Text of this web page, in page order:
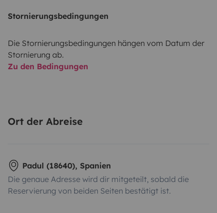
Stornierungsbedingungen
Die Stornierungsbedingungen hängen vom Datum der
Stornierung ab.
Zu den Bedingungen
Ort der Abreise
Padul (18640), Spanien
Die genaue Adresse wird dir mitgeteilt, sobald die
Reservierung von beiden Seiten bestätigt ist.